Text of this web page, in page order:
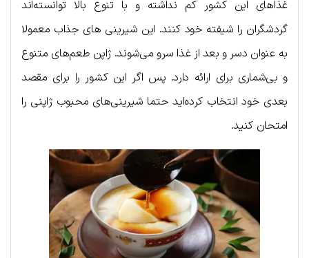
غذاهای این کشور کم نداشته و با تنوع بالا توانسته‌اند
گردشگران را شیفته خود کنند. این شیرینی های جذاب معمولا
به عنوان دسر و بعد از غذا سرو می‌شوند. ژاپن طعم‌های متنوع
و بی‌شماری برای ارائه دارد. پس اگر این کشور را برای مقصد
بعدی خود انتخاب کرده‌اید حتما شیرینی‌های محبوب ژاپنی را
امتحان کنید.